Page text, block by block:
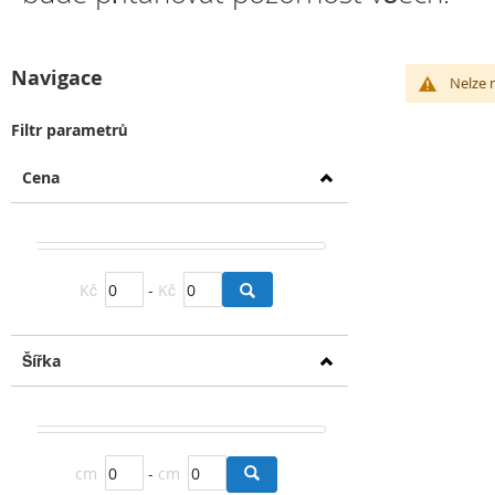
Nelze
Navigace
Filtr parametrů
Cena
Kč - Kč
Šířka
cm - cm